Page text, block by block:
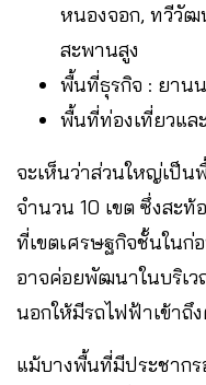
หนองจอก, ทวีวัฒ
สะพานสูง
พื้นที่ธุรกิจ : ยาน
พื้นที่ท่องเที่ยวแล
จะเห็นว่าส่วนใหญ่เป็
จำนวน 10 เขต ซึ่งสะ
ที่เขตเศรษฐกิจชั้นในก่
อาจค่อยพัฒนาในบริเ
นอกให้มีรถไฟฟ้าเข้าถึ
แม้บางพื้นที่มีประชาก